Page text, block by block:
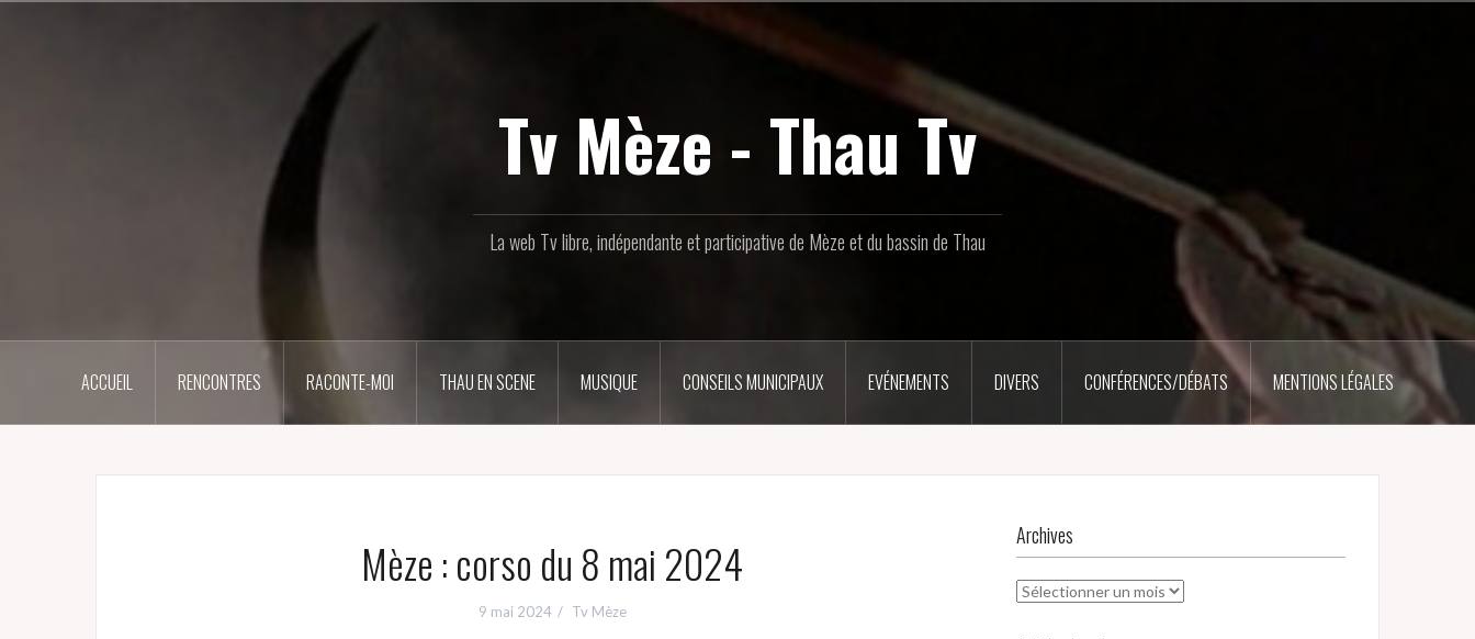
Tv Mèze - Thau Tv
La web Tv libre, indépendante et participative de Mèze et du bassin de Thau
ACCUEIL RENCONTRES RACONTE-MOI THAU EN SCENE MUSIQUE CONSEILS MUNICIPAUX EVÉNEMENTS DIVERS CONFÉRENCES/DÉBATS MENTIONS LÉGALES
Mèze : corso du 8 mai 2024
9 mai 2024 Tv Mèze
Archives
Archives